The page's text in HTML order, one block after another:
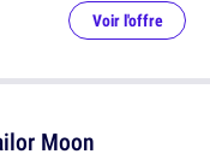
Voir l'offre
Moon